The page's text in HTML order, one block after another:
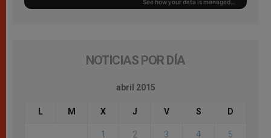
NOTICIAS POR DÍA
abril 2015
L M X J V S D
1 2 3 4 5